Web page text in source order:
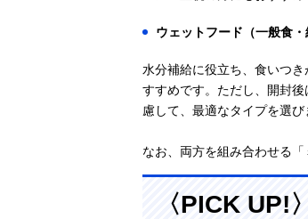
ウェットフード（一般食・
水分補給に役立ち、食いつ
すすめです。ただし、開封
慮して、最適なタイプを選び
なお、両方を組み合わせる「
〈PICK